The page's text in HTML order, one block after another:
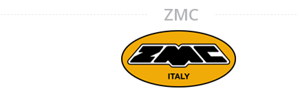
ZMC